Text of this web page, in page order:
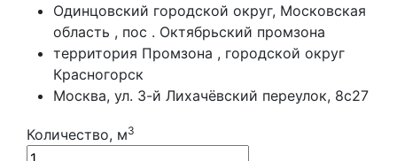
Одинцовский городской округ, Московская
область , пос . Октябрьский промзона
территория Промзона , городской округ
Красногорск
Москва, ул. 3-й Лихачёвский переулок, 8с27
Количество, м3